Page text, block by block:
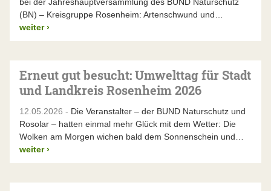
(BN) – Kreisgruppe Rosenheim: Artenschwund und…
weiter ›
Erneut gut besucht: Umwelttag für Stadt
und Landkreis Rosenheim 2026
12.05.2026 - Die Veranstalter – der BUND Naturschutz und
Rosolar – hatten einmal mehr Glück mit dem Wetter: Die
Wolken am Morgen wichen bald dem Sonnenschein und…
weiter ›